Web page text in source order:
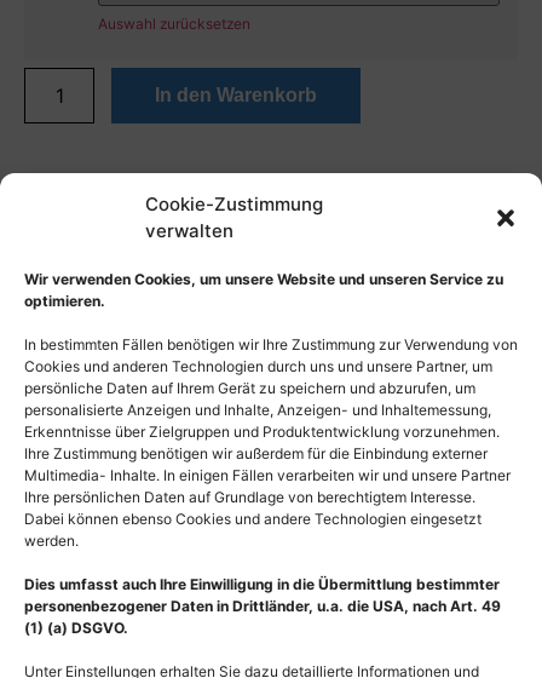
Cookie-Zustimmung
verwalten
Wir verwenden Cookies, um unsere Website und unseren Service zu
optimieren.
In bestimmten Fällen benötigen wir Ihre Zustimmung zur Verwendung von
Cookies und anderen Technologien durch uns und unsere Partner, um
persönliche Daten auf Ihrem Gerät zu speichern und abzurufen, um
personalisierte Anzeigen und Inhalte, Anzeigen- und Inhaltemessung,
Erkenntnisse über Zielgruppen und Produktentwicklung vorzunehmen.
Ihre Zustimmung benötigen wir außerdem für die Einbindung externer
Multimedia- Inhalte. In einigen Fällen verarbeiten wir und unsere Partner
Ihre persönlichen Daten auf Grundlage von berechtigtem Interesse.
Dabei können ebenso Cookies und andere Technologien eingesetzt
werden.
Dies umfasst auch Ihre Einwilligung in die Übermittlung bestimmter
personenbezogener Daten in Drittländer, u.a. die USA, nach Art. 49
(1) (a) DSGVO.
Unter Einstellungen erhalten Sie dazu detaillierte Informationen und
Auswahl zurücksetzen
In den Warenkorb